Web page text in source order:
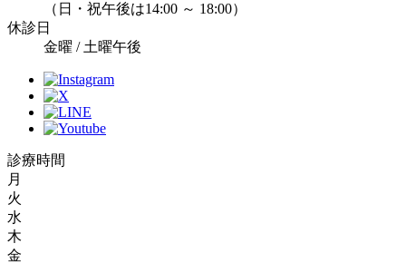
（日・祝午後は14:00 ～ 18:00）
休診日
金曜 / 土曜午後
診療時間
月
火
水
木
金